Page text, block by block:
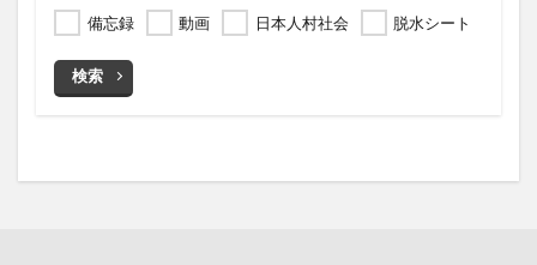
備忘録
動画 日本人村社会 脱水シート
検索